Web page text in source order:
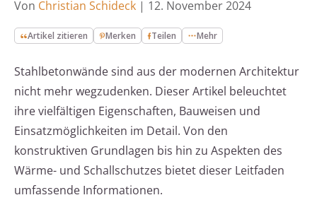
Von Christian Schideck | 12. November 2024
Artikel zitieren Merken Teilen Mehr
Stahlbetonwände sind aus der modernen Architektur
nicht mehr wegzudenken. Dieser Artikel beleuchtet
ihre vielfältigen Eigenschaften, Bauweisen und
Einsatzmöglichkeiten im Detail. Von den
konstruktiven Grundlagen bis hin zu Aspekten des
Wärme- und Schallschutzes bietet dieser Leitfaden
umfassende Informationen.